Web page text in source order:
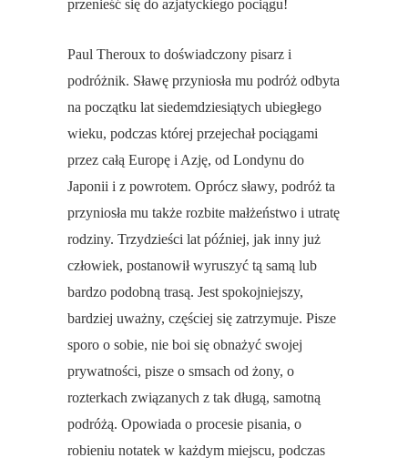
przenieść się do azjatyckiego pociągu!
Paul Theroux to doświadczony pisarz i
podróżnik. Sławę przyniosła mu podróż odbyta
na początku lat siedemdziesiątych ubiegłego
wieku, podczas której przejechał pociągami
przez całą Europę i Azję, od Londynu do
Japonii i z powrotem. Oprócz sławy, podróż ta
przyniosła mu także rozbite małżeństwo i utratę
rodziny. Trzydzieści lat później, jak inny już
człowiek, postanowił wyruszyć tą samą lub
bardzo podobną trasą. Jest spokojniejszy,
bardziej uważny, częściej się zatrzymuje. Pisze
sporo o sobie, nie boi się obnażyć swojej
prywatności, pisze o smsach od żony, o
rozterkach związanych z tak długą, samotną
podróżą. Opowiada o procesie pisania, o
robieniu notatek w każdym miejscu, podczas